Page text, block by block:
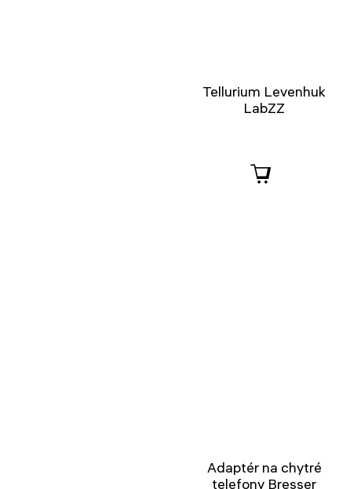
Tellurium Levenhuk
LabZZ
Adaptér na chytré
telefony Bresser